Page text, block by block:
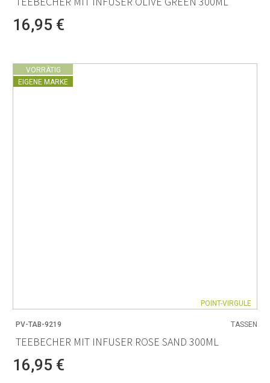
16,95 €
VORRÄTIG
EIGENE MARKE
POINT-VIRGULE
PV-TAB-9219 TASSEN
TEEBECHER MIT INFUSER ROSE SAND 300ML
16,95 €